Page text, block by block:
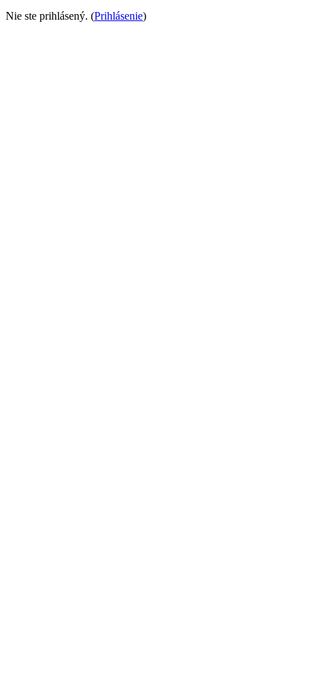
Nie ste prihlásený. (Prihlásenie)